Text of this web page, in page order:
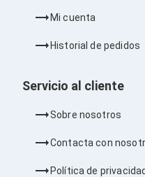
Candados para PC's
Limpiadores para
PC's de Escritorio
All in One
Barebones
Mi cuenta
Historial de pedidos
Servicio al cliente
Sobre nosotros
Contacta con
Política de